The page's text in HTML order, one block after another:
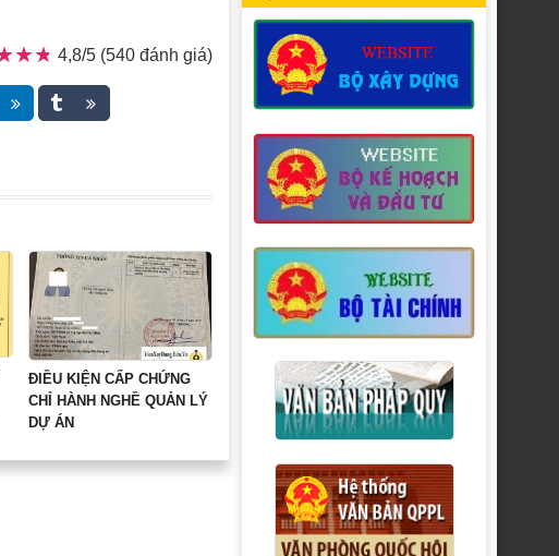
4,8/5 (540 đánh giá)
ĐIỀU KIỆN CẤP CHỨNG
CHỈ HÀNH NGHỀ QUẢN LÝ
DỰ ÁN